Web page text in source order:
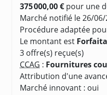
375 000,00 € pour une
Marché notifié le 26/06/
Procédure adaptée
Le montant est
3 offre(s) reçue(s)
CCAG : Fournitures
Attribution d'une
Marché innovant : oui